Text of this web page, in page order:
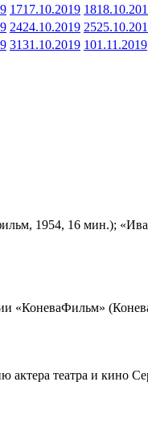
1717.10.2019 18
2424.10.2019 25
3131.10.2019 101.11.2019
1954, 16 мин.);
«КоневаФильм»
актера театра и кино